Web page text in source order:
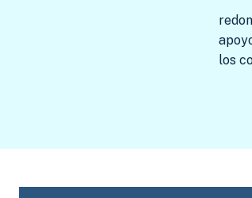
los